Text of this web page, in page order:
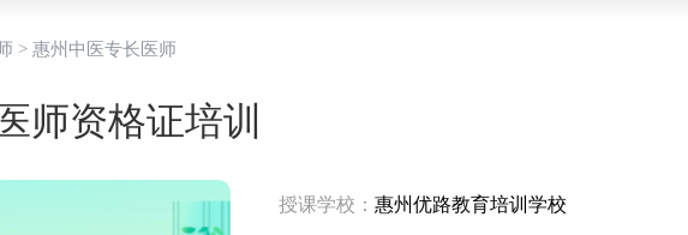
> 惠州中医专长医师
师资格证培训
授课学校： 惠州优路教育培训学校